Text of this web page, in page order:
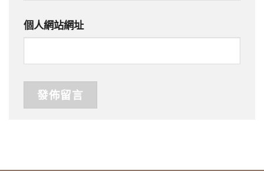
個人網站網址